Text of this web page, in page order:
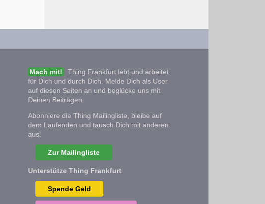
Mach mit!
Thing Frankfurt lebt und arbeitet
für Dich und durch Dich. Melde Dich als User
auf diesen Seiten an und beglücke uns mit
Deinen Beiträgen.
Abonniere die Thing Mailingliste, bleibe auf
dem Laufenden und tausch Dich mit anderen
aus.
Zur Mailingliste
Unterstütze Thing Frankfurt
Spende Geld